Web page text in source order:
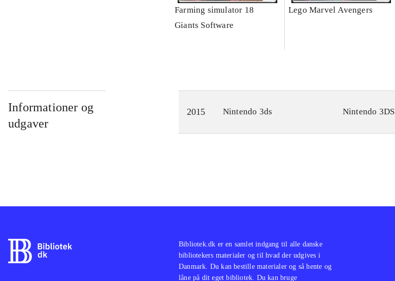
Farming simulator 18
Giants Software
Lego Marvel Avengers
Informationer og
udgaver
2015 Nintendo 3ds Nintendo 3DS
Bibliotek.dk er en samlet indgang til alle danske
bibliotekers materialer og til hvad der udgives i
Danmark. Du kan bestille materialer og så hente og
låne på dit eget bibliotek. Du kan bruge